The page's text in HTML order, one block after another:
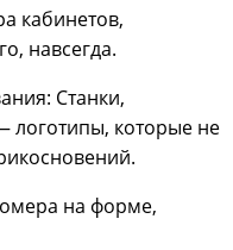
кабинетов,
навсегда.
Станки,
логотипы, которые не
на форме,